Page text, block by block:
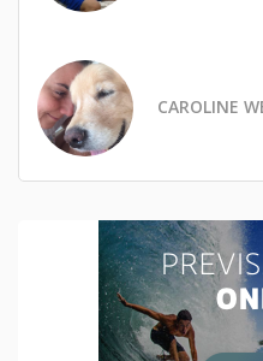
CAROLINE